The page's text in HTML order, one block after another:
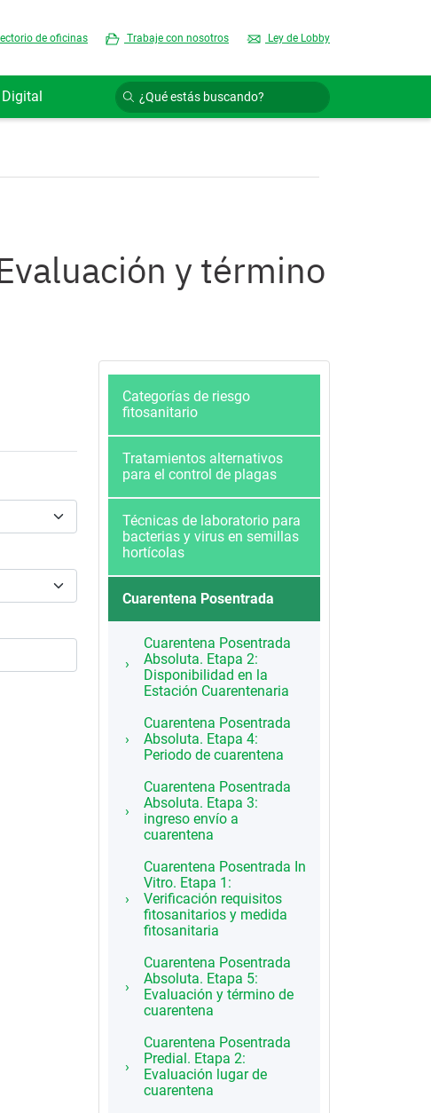
de oficinas Trabaje con nosotros Ley de Lobby
y término
Categorías de riesgo
fitosanitario
Tratamientos alternativos
para el control de plagas
Técnicas de laboratorio para
bacterias y virus en semillas
hortícolas
Cuarentena Posentrada
Cuarentena Posentrada
Absoluta. Etapa 2:
Disponibilidad en la
Estación Cuarentenaria
Cuarentena Posentrada
Absoluta. Etapa 4:
Periodo de cuarentena
Cuarentena Posentrada
Absoluta. Etapa 3:
ingreso envío a
cuarentena
Cuarentena Posentrada In
Vitro. Etapa 1:
Verificación requisitos
fitosanitarios y medida
fitosanitaria
Cuarentena Posentrada
Absoluta. Etapa 5:
Evaluación y término de
cuarentena
Cuarentena Posentrada
Predial. Etapa 2:
Evaluación lugar de
cuarentena